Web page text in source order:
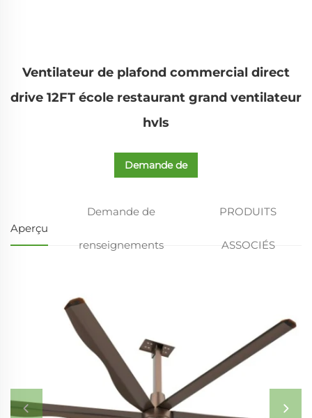
Ventilateur de plafond commercial direct
drive 12FT école restaurant grand ventilateur
hvls
Demande de
Aperçu
Demande de
renseignements
PRODUITS
ASSOCIÉS